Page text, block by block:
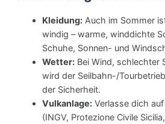
Kleidung: Auch im Sommer
windig – warme, winddichte
Schuhe, Sonnen- und
Wetter: Bei Wind, schlechter
wird der Seilbahn-/
der Sicherheit.
Vulkanlage: Verlasse dich
(INGV, Protezione Civile